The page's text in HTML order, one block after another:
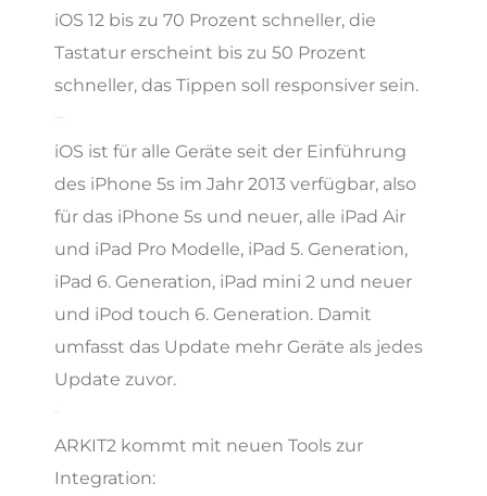
iOS 12 bis zu 70 Prozent schneller, die
Tastatur erscheint bis zu 50 Prozent
schneller, das Tippen soll responsiver sein.
iOS ist für alle Geräte seit der Einführung
des iPhone 5s im Jahr 2013 verfügbar, also
für das iPhone 5s und neuer, alle iPad Air
und iPad Pro Modelle, iPad 5. Generation,
iPad 6. Generation, iPad mini 2 und neuer
und iPod touch 6. Generation. Damit
umfasst das Update mehr Geräte als jedes
Update zuvor.
ARKIT2 kommt mit neuen Tools zur
Integration: